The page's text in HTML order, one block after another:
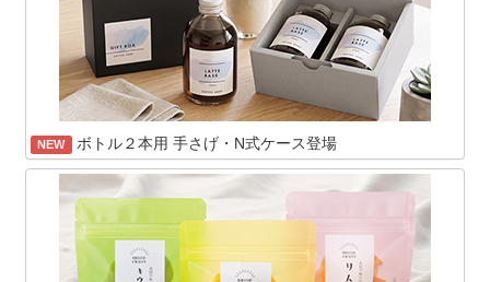
NEW ボトル２本用 手さげ・N式ケース登場